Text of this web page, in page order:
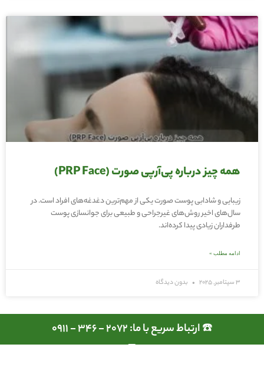
همه چیز درباره پی‌آر‌پی صورت (PRP Face)
زیبایی و شادابی پوست صورت یکی از مهم‌ترین دغدغه‌های افراد است. در
سال‌های اخیر روش‌های غیرجراحی و طبیعی برای جوانسازی پوست
طرفداران زیادی پیدا کرده‌اند.
ادامه مطلب »
3 سپتامبر, 2025 بدون دیدگاه
☎️ ارتباط سریع با ما: 2072 - 346 - 0911